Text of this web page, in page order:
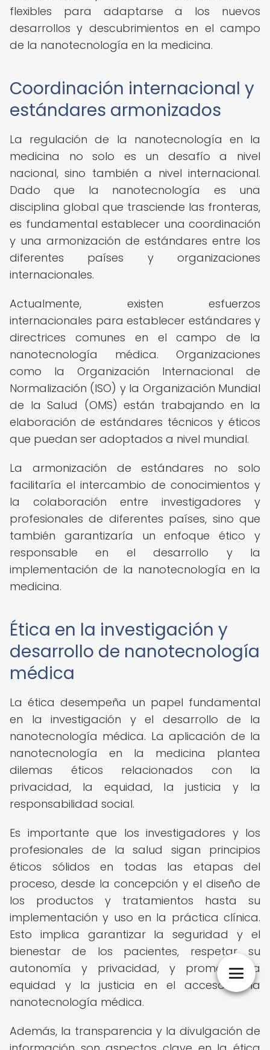
flexibles para adaptarse a los nuevos
desarrollos y descubrimientos en el campo
de la nanotecnología en la medicina.
Coordinación internacional y
estándares armonizados
La regulación de la nanotecnología en la
medicina no solo es un desafío a nivel
nacional, sino también a nivel internacional.
Dado que la nanotecnología es una
disciplina global que trasciende las fronteras,
es fundamental establecer una coordinación
y una armonización de estándares entre los
diferentes países y organizaciones
internacionales.
Actualmente, existen esfuerzos
internacionales para establecer estándares y
directrices comunes en el campo de la
nanotecnología médica. Organizaciones
como la Organización Internacional de
Normalización (ISO) y la Organización Mundial
de la Salud (OMS) están trabajando en la
elaboración de estándares técnicos y éticos
que puedan ser adoptados a nivel mundial.
La armonización de estándares no solo
facilitaría el intercambio de conocimientos y
la colaboración entre investigadores y
profesionales de diferentes países, sino que
también garantizaría un enfoque ético y
responsable en el desarrollo y la
implementación de la nanotecnología en la
medicina.
Ética en la investigación y
desarrollo de nanotecnología
médica
La ética desempeña un papel fundamental
en la investigación y el desarrollo de la
nanotecnología médica. La aplicación de la
nanotecnología en la medicina plantea
dilemas éticos relacionados con la
privacidad, la equidad, la justicia y la
responsabilidad social.
Es importante que los investigadores y los
profesionales de la salud sigan principios
éticos sólidos en todas las etapas del
proceso, desde la concepción y el diseño de
los productos y tratamientos hasta su
implementación y uso en la práctica clínica.
Esto implica garantizar la seguridad y el
bienestar de los pacientes, respetar su
autonomía y privacidad, y promover la
equidad y la justicia en el acceso a la
nanotecnología médica.
Además, la transparencia y la divulgación de